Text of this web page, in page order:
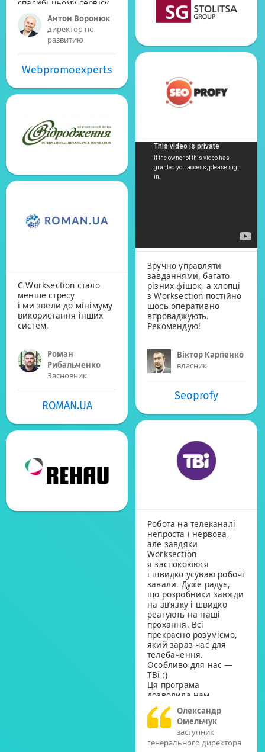
спасибі цьому сервісу.
Антон Воронюк
директор по
развитию
Webpromoexperts
Зручно управляти
завданнями, багато
різних фішок, а хлопці
з Worksection постійно
щось оперативно
впроваджують.
Рекомендую!
Віктор Карпенко
власник
Seoprofy
C Worksection cтало
менше стресу
і ми звели до мінімуму
використання інших
систем.
Роман
Рибальченко
Засновник
ROMAN.UA
Робота на телеканалі
непроста і нервова,
але завдяки
Worksection
я заспокоююся
і швидко усуваю робочі
завали. Дуже радує,
що розробники завжди
на зв’язку і швидко
реагують на наші
прохання. Всі
прекрасно розуміємо,
який зараз час для
телебачення.
Особливо для нас —
ТВі :)
Ця програма
дозволила нам
здійснювати
оперативну
комунікацію, усувати
проблеми.Просто.
Зручно. Дякую!
Олександр
Омельчук
заступник
генерального директора